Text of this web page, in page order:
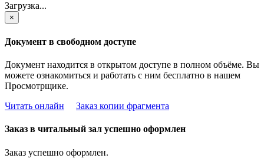
Загрузка...
×
Документ в свободном доступе
Документ находится в открытом доступе в полном объёме. Вы
можете ознакомиться и работать с ним бесплатно в нашем
Просмотрщике.
Читать онлайн
Заказ копии фрагмента
Заказ в читальный зал успешно оформлен
Заказ успешно оформлен.